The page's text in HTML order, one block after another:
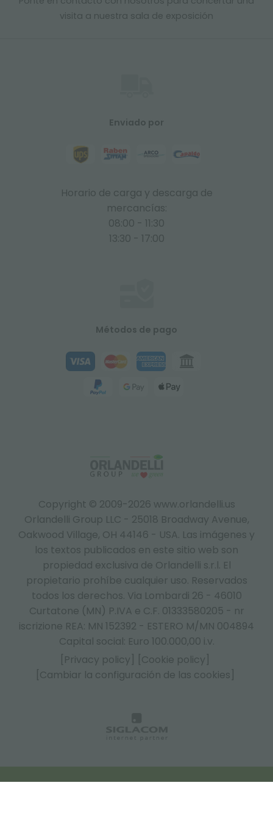
visita a nuestra sala de exposición
Copyright © 2009-2026 www.orlandelli.us
Orlandelli Group LLC - 25018 Broadway Avenue,
Oakwood Village, OH 44146 - USA. Las imágenes y
los textos publicados en este sitio web son
propiedad exclusiva de Orlandelli s.r.l. El
propietario prohíbe cualquier uso. Reservados
todos los derechos. Via Lombardi 26 - 46010
Curtatone (MN) P.IVA e C.F. 01333580205 - nr
iscrizione REA: MN 152392 - ESTERO M/MN 004894
Capital social: Euro 100.000,00 i.v.
[Privacy policy]
[Cookie policy]
[Cambiar la configuración de las cookies]
Enviado por
Horario de carga y descarga de
mercancías:
08:00 - 11:30
13:30 - 17:00
Métodos de pago